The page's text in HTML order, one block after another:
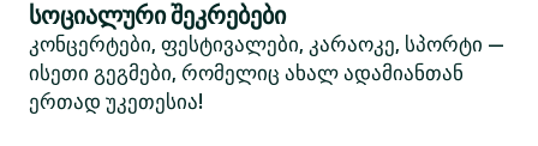
სოციალური შეკრებები
კონცერტები, ფესტივალები, კარაოკე, სპორტი —
ისეთი გეგმები, რომელიც ახალ ადამიანთან
ერთად უკეთესია!